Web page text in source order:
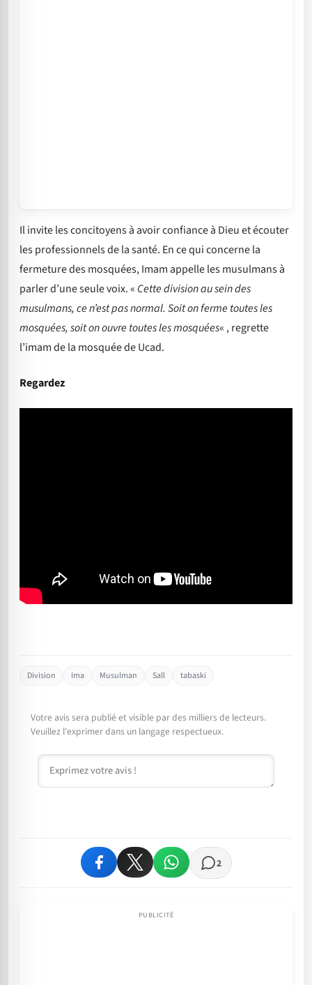
Il invite les concitoyens à avoir confiance à Dieu et écouter
les professionnels de la santé. En ce qui concerne la
fermeture des mosquées, Imam appelle les musulmans à
parler d’une seule voix. « Cette division au sein des
musulmans, ce n’est pas normal. Soit on ferme toutes les
mosquées, soit on ouvre toutes les mosquées« , regrette
l’imam de la mosquée de Ucad.
Regardez
Division Ima Musulman Sall tabaski
Votre avis sera publié et visible par des milliers de lecteurs.
Veuillez l'exprimer dans un langage respectueux.
Commentaire
2